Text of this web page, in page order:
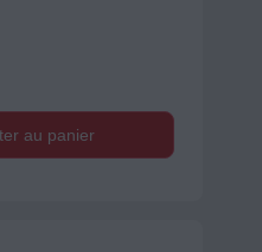
au panier